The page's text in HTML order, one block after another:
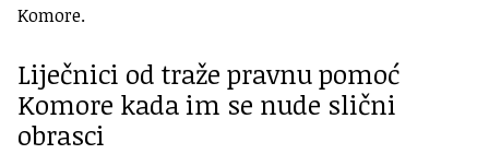
Komore.
Liječnici od traže pravnu pomoć
Komore kada im se nude slični
obrasci